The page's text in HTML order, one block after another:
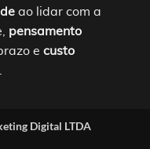
ao lidar com a
pensamento
ecusto
Digital LTDA